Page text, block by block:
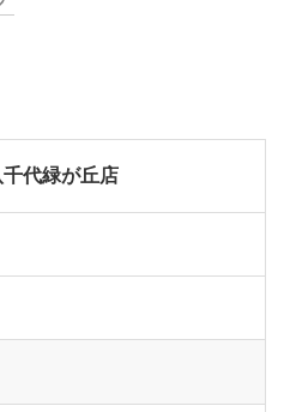
代緑が丘店